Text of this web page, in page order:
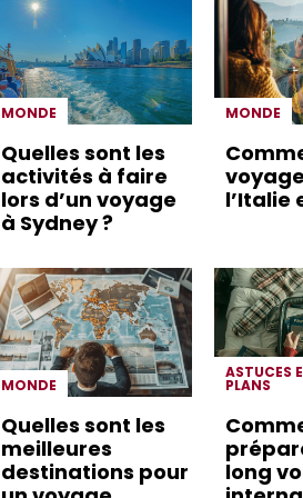
MONDE
Quelles sont les
activités à faire
lors d’un voyage
à Sydney ?
MONDE
l’Italie
MONDE
Quelles sont les
meilleures
destinations pour
ASTUCES
PLANS
long